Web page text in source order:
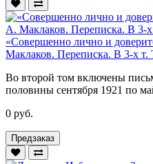
«Совершенно лично и
Маклаков. Переписка. В 3-х т.
Во второй том включены
половины сентября 1921 по
0 руб.
Предзаказ